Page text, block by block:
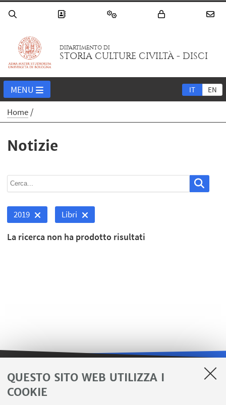
QUESTO SITO WEB UTILIZZA I
COOKIE
DIPARTIMENTO DI
STORIA CULTURE CIVILTÀ - DISCI
IT EN
MENU
Home
Notizie
2019 Libri
La ricerca non ha prodotto risultati
LINK UTILI